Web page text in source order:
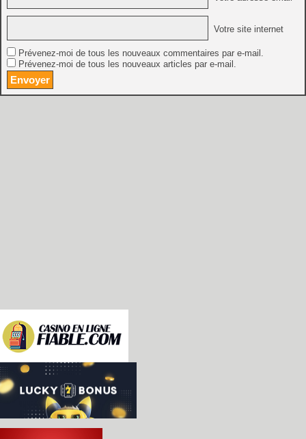
Votre site internet
Prévenez-moi de tous les nouveaux commentaires par e-mail.
Prévenez-moi de tous les nouveaux articles par e-mail.